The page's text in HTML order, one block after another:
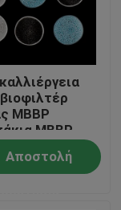
ΜΒΒΡ
ΜΒΒΡ
λίμνη κοί
Αποστολή